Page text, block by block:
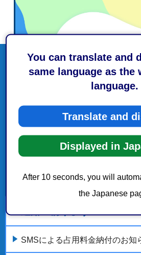
You can translate and
same language as the
language.
Translate and
Displayed in
After 10 seconds, you will
the Japanese
SMSによる占用料金納付のお知